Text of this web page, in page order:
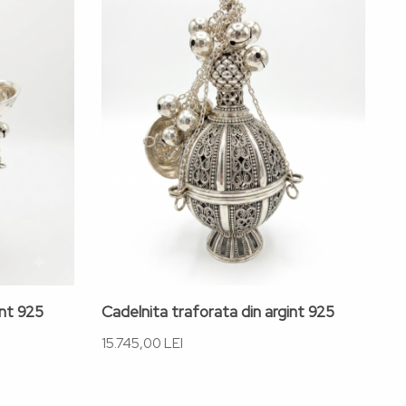
925 Cadelnita traforata din argint 925
15.745,00 LEI